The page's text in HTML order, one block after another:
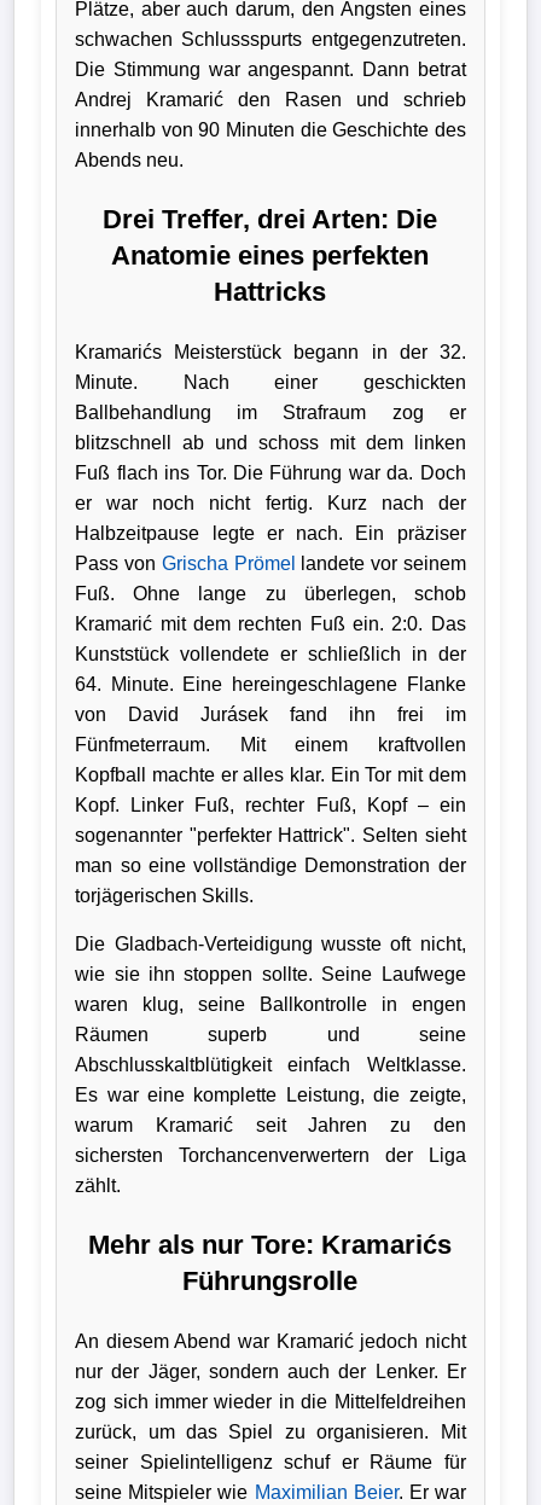
Plätze, aber auch darum, den Ängsten eines
schwachen Schlussspurts entgegenzutreten.
Die Stimmung war angespannt. Dann betrat
Andrej Kramarić den Rasen und schrieb
innerhalb von 90 Minuten die Geschichte des
Abends neu.
Drei Treffer, drei Arten: Die
Anatomie eines perfekten
Hattricks
Kramarićs Meisterstück begann in der 32.
Minute. Nach einer geschickten
Ballbehandlung im Strafraum zog er
blitzschnell ab und schoss mit dem linken
Fuß flach ins Tor. Die Führung war da. Doch
er war noch nicht fertig. Kurz nach der
Halbzeitpause legte er nach. Ein präziser
Pass von Grischa Prömel
landete vor seinem
Fuß. Ohne lange zu überlegen, schob
Kramarić mit dem rechten Fuß ein. 2:0. Das
Kunststück vollendete er schließlich in der
64. Minute. Eine hereingeschlagene Flanke
von David Jurásek fand ihn frei im
Fünfmeterraum. Mit einem kraftvollen
Kopfball machte er alles klar. Ein Tor mit dem
Kopf. Linker Fuß, rechter Fuß, Kopf – ein
sogenannter "perfekter Hattrick". Selten sieht
man so eine vollständige Demonstration der
torjägerischen Skills.
Die Gladbach-Verteidigung wusste oft nicht,
wie sie ihn stoppen sollte. Seine Laufwege
waren klug, seine Ballkontrolle in engen
Räumen superb und seine
Abschlusskaltblütigkeit einfach Weltklasse.
Es war eine komplette Leistung, die zeigte,
warum Kramarić seit Jahren zu den
sichersten Torchancenverwertern der Liga
zählt.
Mehr als nur Tore: Kramarićs
Führungsrolle
An diesem Abend war Kramarić jedoch nicht
nur der Jäger, sondern auch der Lenker. Er
zog sich immer wieder in die Mittelfeldreihen
zurück, um das Spiel zu organisieren. Mit
seiner Spielintelligenz schuf er Räume für
seine Mitspieler wie Maximilian Beier. Er war